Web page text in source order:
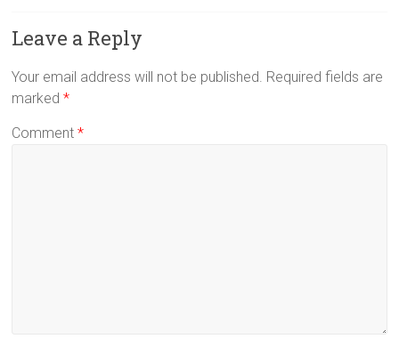
Leave a Reply
Your email address will not be published. Required fields are
marked*
Comment*